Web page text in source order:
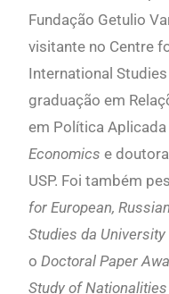
Fundação Getulio
visitante no Centre
International
graduação em
em Política
Economics e
USP. Foi também
for European,
Studies da
oDoctoral Paper
Study of Nationalities